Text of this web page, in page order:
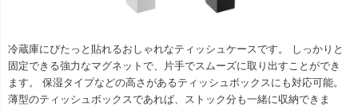
冷蔵庫にぴたっと貼れるおしゃれなティッシュケースです。 しっかりと
固定できる強力なマグネットで、片手でスムーズに取り出すことができ
ます。 保湿タイプなどの高さがあるティッシュボックスにも対応可能。
薄型のティッシュボックスであれば、ストック分も一緒に収納できま